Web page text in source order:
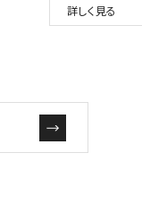
詳しく見る